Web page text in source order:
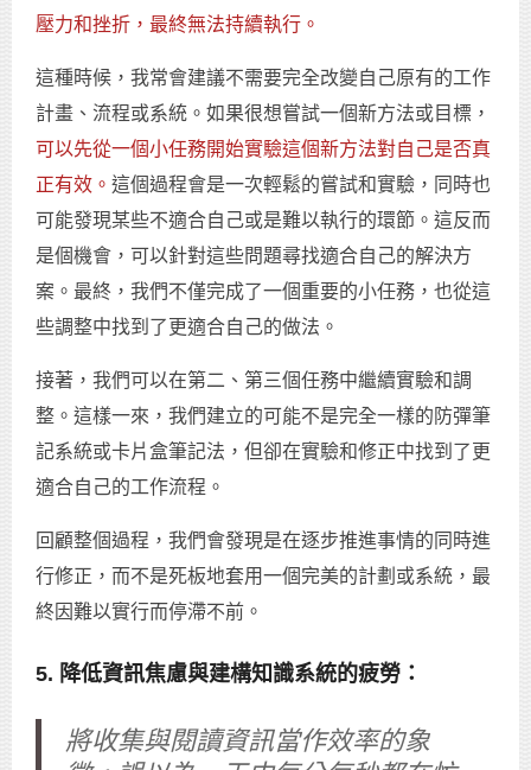
壓力和挫折，最終無法持續執行。
這種時候，我常會建議不需要完全改變自己原有的工作
計畫、流程或系統。如果很想嘗試一個新方法或目標，
可以先從一個小任務開始實驗這個新方法對自己是否真
正有效。 這個過程會是一次輕鬆的嘗試和實驗，同時也
可能發現某些不適合自己或是難以執行的環節。這反而
是個機會，可以針對這些問題尋找適合自己的解決方
案。最終，我們不僅完成了一個重要的小任務，也從這
些調整中找到了更適合自己的做法。
接著，我們可以在第二、第三個任務中繼續實驗和調
整。這樣一來，我們建立的可能不是完全一樣的防彈筆
記系統或卡片盒筆記法，但卻在實驗和修正中找到了更
適合自己的工作流程。
回顧整個過程，我們會發現是在逐步推進事情的同時進
行修正，而不是死板地套用一個完美的計劃或系統，最
終因難以實行而停滯不前。
5. 降低資訊焦慮與建構知識系統的疲勞：
將收集與閱讀資訊當作效率的象